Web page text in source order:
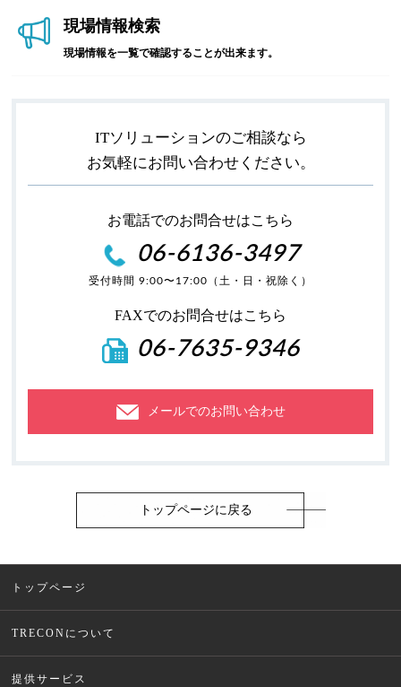
現場情報検索
現場情報を一覧で確認することが出来ます。
ITソリューションのご相談なら
お気軽にお問い合わせください。
お電話でのお問合せはこちら
06-6136-3497
受付時間 9:00〜17:00（土・日・祝除く）
FAXでのお問合せはこちら
06-7635-9346
メールでのお問い合わせ
トップページに戻る
トップページ
TRECONについて
提供サービス